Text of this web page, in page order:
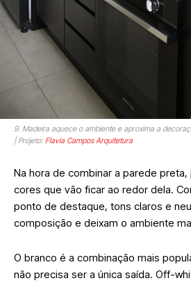
9. Madeira aquece o ambiente e aproxima a
| Projeto: Flavia Campos Arquitetura
Na hora de combinar a parede
cores que vão ficar ao redor dela.
ponto de destaque, tons claros e
composição e deixam o ambiente
O branco é a combinação mais
não precisa ser a única saída. Off-